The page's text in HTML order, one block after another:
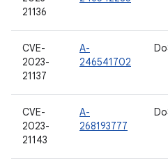
21136
CVE-
2023-
21137
A-
246541702
CVE-
2023-
21143
A-
268193777